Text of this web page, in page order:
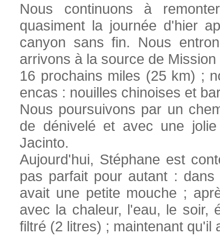
Nous continuons à
quasiment la journée d'hier
canyon sans fin. Nous
arrivons à la source de
16 prochains miles (25 km) ;
encas : nouilles chinoises et
Nous poursuivons par un
de dénivelé et avec une
Jacinto.
Aujourd'hui, Stéphane est
pas parfait pour autant :
avait une petite mouche ;
avec la chaleur, l'eau, le soir,
filtré (2 litres) ; maintenant qu'il